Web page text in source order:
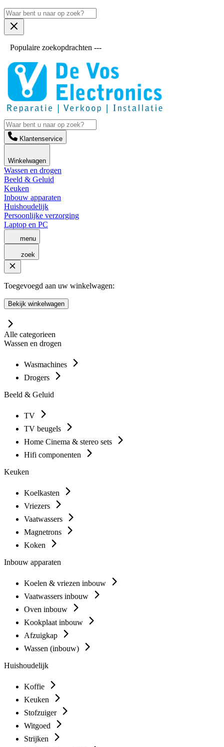
Populaire zoekopdrachten ---
Klantenservice
Winkelwagen
Wassen en drogen
Beeld & Geluid
Keuken
Inbouw apparaten
Huishoudelijk
Persoonlijke verzorging
Laptop en PC
menu
zoek
Toegevoegd aan uw winkelwagen:
Bekijk winkelwagen
Alle categorieen
Wassen en drogen
Wasmachines
Drogers
Beeld & Geluid
TV
TV beugels
Home Cinema & stereo sets
Hifi componenten
Keuken
Koelkasten
Vriezers
Vaatwassers
Magnetrons
Koken
Inbouw apparaten
Koelen & vriezen inbouw
Vaatwassers inbouw
Oven inbouw
Kookplaat inbouw
Afzuigkap
Wassen (inbouw)
Huishoudelijk
Koffie
Keuken
Stofzuiger
Witgoed
Strijken